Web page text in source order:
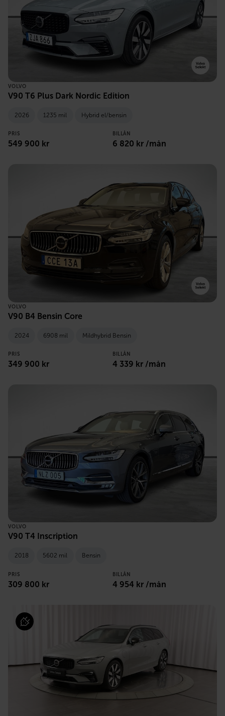
VOLVO
V90 T6 Plus Dark Nordic Edition
2026 1235 mil Hybrid el/bensin
PRIS
549 900 kr
BILLÅN
6 820 kr /mån
VOLVO
V90 B4 Bensin Core
2024 6908 mil Mildhybrid Bensin
PRIS
349 900 kr
BILLÅN
4 339 kr /mån
VOLVO
V90 T4 Inscription
2018 5602 mil Bensin
PRIS
309 800 kr
BILLÅN
4 954 kr /mån